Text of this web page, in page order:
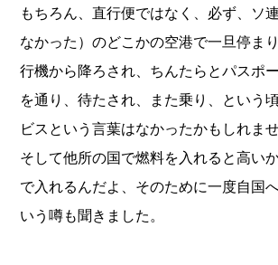
もちろん、直行便ではなく、必ず、ソ
なかった）のどこかの空港で一旦停ま
行機から降ろされ、ちんたらとパスポ
を通り、待たされ、また乗り、という
ビスという言葉はなかったかもしれませ
そして他所の国で燃料を入れると高い
で入れるんだよ、そのために一度自国
いう噂も聞きました。